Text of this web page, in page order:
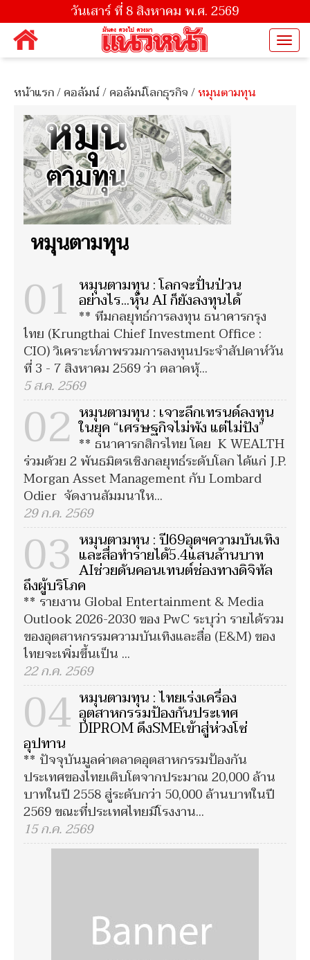
วันเสาร์ ที่ 8 สิงหาคม พ.ศ. 2569
หน้าแรก/คอลัมน์/คอลัมน์โลกธุรกิจ/หมุนตามทุน
หมุนตามทุน
01 หมุนตามทุน : โลกจะปั่นป่วน
อย่างไร...หุ้น AI ก็ยังลงทุนได้
** ทีมกลยุทธ์การลงทุน ธนาคารกรุง
ไทย (Krungthai Chief Investment Office :
CIO) วิเคราะห์ภาพรวมการลงทุนประจำสัปดาห์วัน
ที่ 3 - 7 สิงหาคม 2569 ว่า ตลาดหุ้...
5 ส.ค. 2569
02 หมุนตามทุน : เจาะลึกเทรนด์ลงทุน
ในยุค “เศรษฐกิจไม่พัง แต่ไม่ปัง”
** ธนาคารกสิกรไทย โดย K WEALTH
ร่วมด้วย 2 พันธมิตรเชิงกลยุทธ์ระดับโลก ได้แก่ J.P.
Morgan Asset Management กับ Lombard
Odier จัดงานสัมมนาให...
29 ก.ค. 2569
03 หมุนตามทุน : ปี69อุตฯความบันเทิง
และสื่อทำรายได้5.4แสนล้านบาท
AIช่วยดันคอนเทนต์ช่องทางดิจิทัล
ถึงผู้บริโภค
** รายงาน Global Entertainment & Media
Outlook 2026-2030 ของ PwC ระบุว่า รายได้รวม
ของอุตสาหกรรมความบันเทิงและสื่อ (E&M) ของ
ไทยจะเพิ่มขึ้นเป็น ...
22 ก.ค. 2569
04 หมุนตามทุน : ไทยเร่งเครื่อง
อุตสาหกรรมป้องกันประเทศ
DIPROM ดึงSMEเข้าสู่ห่วงโซ่
อุปทาน
** ปัจจุบันมูลค่าตลาดอุตสาหกรรมป้องกัน
ประเทศของไทยเติบโตจากประมาณ 20,000 ล้าน
บาทในปี 2558 สู่ระดับกว่า 50,000 ล้านบาทในปี
2569 ขณะที่ประเทศไทยมีโรงงาน...
15 ก.ค. 2569